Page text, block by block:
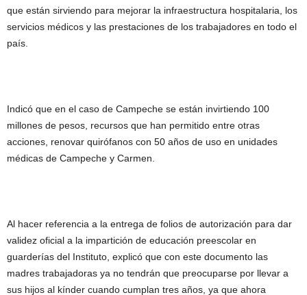
que están sirviendo para mejorar la infraestructura hospitalaria, los
servicios médicos y las prestaciones de los trabajadores en todo el
país.
Indicó que en el caso de Campeche se están invirtiendo 100
millones de pesos, recursos que han permitido entre otras
acciones, renovar quirófanos con 50 años de uso en unidades
médicas de Campeche y Carmen.
Al hacer referencia a la entrega de folios de autorización para dar
validez oficial a la impartición de educación preescolar en
guarderías del Instituto, explicó que con este documento las
madres trabajadoras ya no tendrán que preocuparse por llevar a
sus hijos al kínder cuando cumplan tres años, ya que ahora